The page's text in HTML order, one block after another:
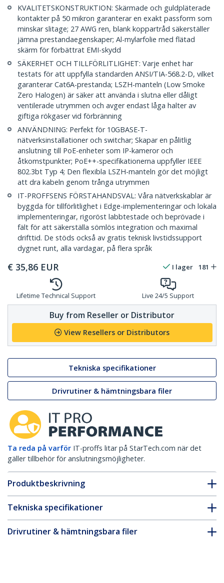
KVALITETSKONSTRUKTION: Skärmade och guldpläterade
kontakter på 50 mikron garanterar en exakt passform som
minskar slitage; 27 AWG ren, blank koppartråd säkerställer
jämna prestandaegenskaper; Al-mylarfolie med flätad
skärm för förbättrat EMI-skydd
SÄKERHET OCH TILLFÖRLITLIGHET: Varje enhet har
testats för att uppfylla standarden ANSI/TIA-568.2-D, vilket
garanterar Cat6A-prestanda; LSZH-manteln (Low Smoke
Zero Halogen) är säker att använda i slutna eller dåligt
ventilerade utrymmen och avger endast låga halter av
giftiga rökgaser vid förbränning
ANVÄNDNING: Perfekt för 10GBASE-T-
nätverksinstallationer och switchar; Skapar en pålitlig
anslutning till PoE-enheter som IP-kameror och
åtkomstpunkter; PoE++-specifikationerna uppfyller IEEE
802.3bt Typ 4; Den flexibla LSZH-manteln gör det möjligt
att dra kabeln genom trånga utrymmen
IT-PROFFSENS FÖRSTAHANDSVAL: Våra nätverkskablar är
byggda för tillförlitlighet i Edge-implementeringar och lokala
implementeringar, rigoröst labbtestade och beprövade i
fält för att säkerställa sömlös integration och maximal
drifttid. De stöds också av gratis teknisk livstidssupport
dygnet runt, alla vardagar, på flera språk
€ 35,86 EUR I lager 181
Lifetime Technical Support Live 24/5 Support
Buy from Reseller or Distributor
View Resellers or Distributors
Tekniska specifikationer
Drivrutiner & hämtningsbara filer
Ta reda på varför IT-proffs litar på StarTech.com när det
gäller tillbehör för anslutningsmöjligheter.
Produktbeskrivning
Tekniska specifikationer
Drivrutiner & hämtningsbara filer